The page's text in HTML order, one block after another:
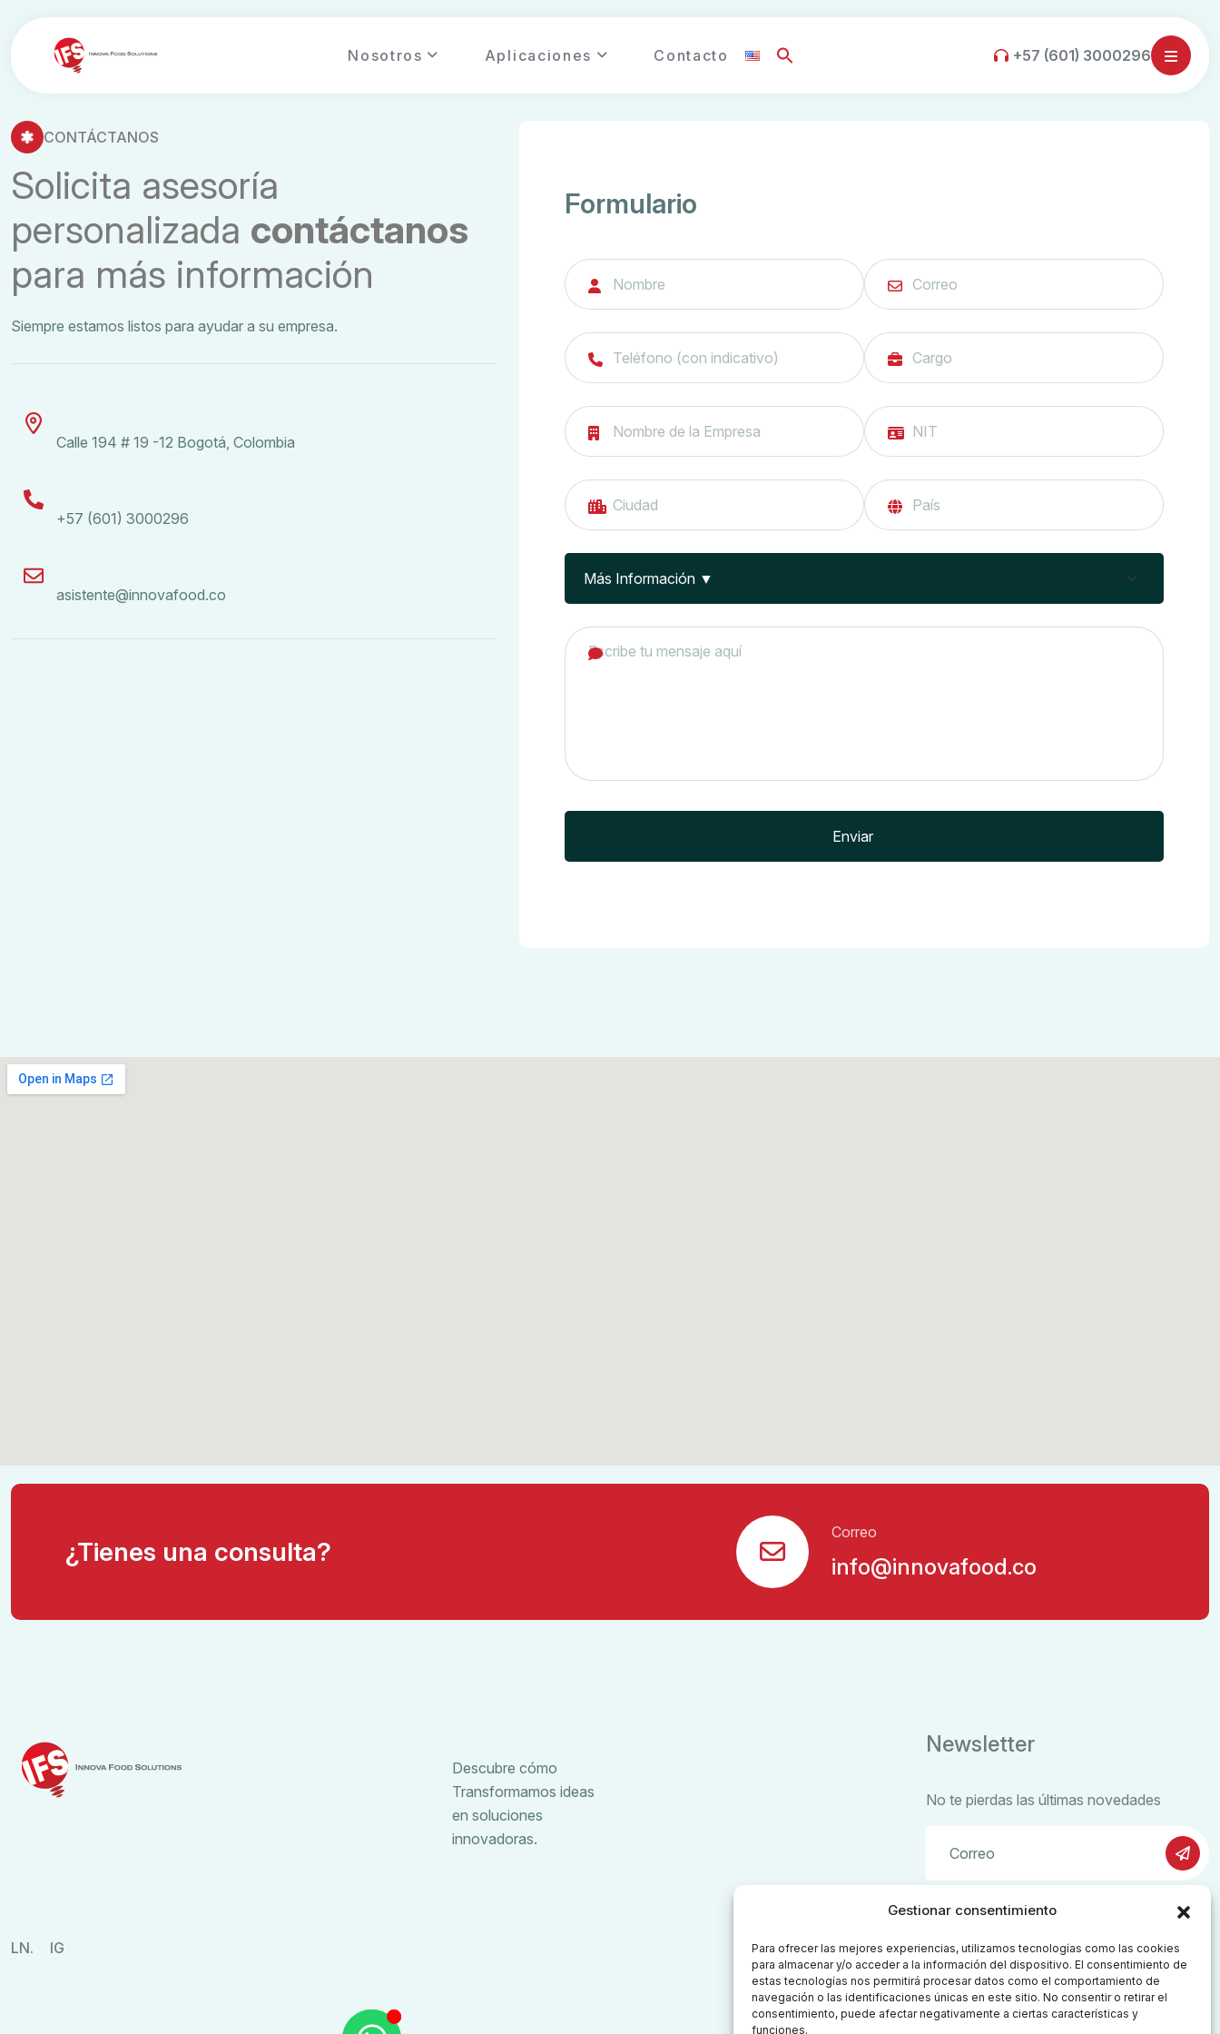
Gestionar consentimiento
Para ofrecer las mejores experiencias, utilizamos tecnologías como las cookies
para almacenar y/o acceder a la información del dispositivo. El consentimiento de
estas tecnologías nos permitirá procesar datos como el comportamiento de
navegación o las identificaciones únicas en este sitio. No consentir o retirar el
consentimiento, puede afectar negativamente a ciertas características y
funciones.
Nosotros Aplicaciones Contacto +57 (601) 3000296
CONTÁCTANOS
Solicita asesoría
personalizada contáctanos
para más información
Siempre estamos listos para ayudar a su empresa.
Calle 194 # 19 -12 Bogotá, Colombia
+57 (601) 3000296
asistente@innovafood.co
Formulario
¿Tienes una consulta?
Correo
info@innovafood.co
LN. IG
Descubre cómo
Transformamos ideas
en soluciones
innovadoras.
Newsletter
No te pierdas las últimas novedades
Regístrate para notificarte de cualquier
actualización